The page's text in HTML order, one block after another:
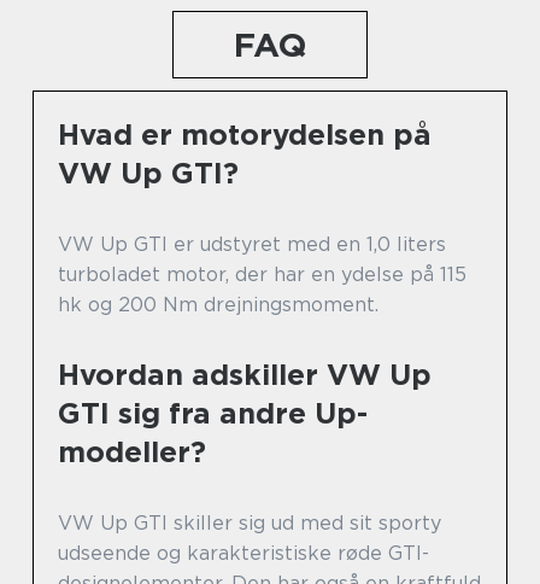
FAQ
Hvad er motorydelsen på
VW Up GTI?
VW Up GTI er udstyret med en 1,0 liters
turboladet motor, der har en ydelse på 115
hk og 200 Nm drejningsmoment.
Hvordan adskiller VW Up
GTI sig fra andre Up-
modeller?
VW Up GTI skiller sig ud med sit sporty
udseende og karakteristiske røde GTI-